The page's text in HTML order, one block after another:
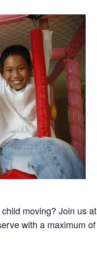
moving? Join us at
with a maximum of